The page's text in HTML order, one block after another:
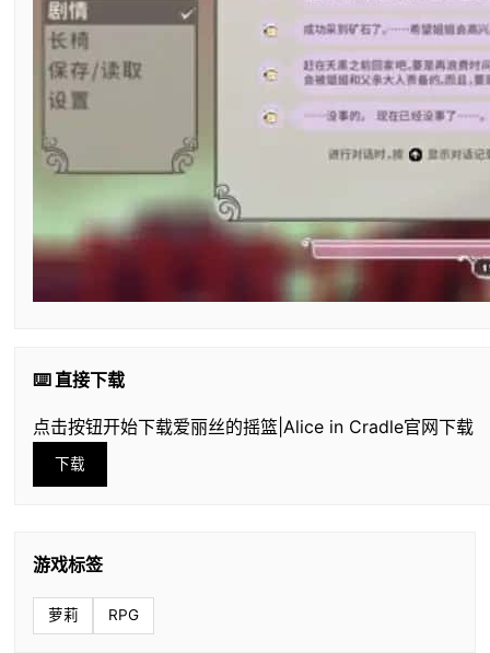
⌨️ 直接下载
点击按钮开始下载爱丽丝的摇篮|Alice in Cradle官网下载
下载
游戏标签
萝莉 RPG